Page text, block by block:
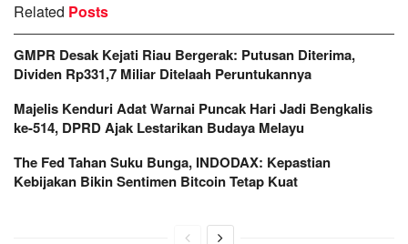
Related Posts
GMPR Desak Kejati Riau Bergerak: Putusan Diterima,
Dividen Rp331,7 Miliar Ditelaah Peruntukannya
Majelis Kenduri Adat Warnai Puncak Hari Jadi Bengkalis
ke-514, DPRD Ajak Lestarikan Budaya Melayu
The Fed Tahan Suku Bunga, INDODAX: Kepastian
Kebijakan Bikin Sentimen Bitcoin Tetap Kuat